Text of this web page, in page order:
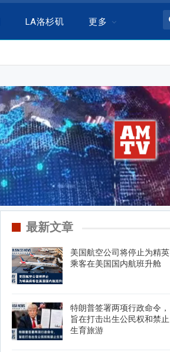
LA洛杉矶 更多
最新文章
美国航空公司将停止为精英
乘客在美国国内航班升舱
特朗普签署两项行政命令，
旨在打击出生公民权和禁止
生育旅游